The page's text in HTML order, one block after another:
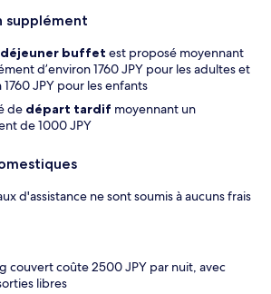
supplément
buffet est proposé moyennant
d’environ 1760 JPY pour les adultes et
1760 JPY pour les enfants
de départ tardif moyennant un
de 1000 JPY
d'assistance ne sont soumis à aucuns frais
couvert coûte 2500 JPY par nuit, avec
libres